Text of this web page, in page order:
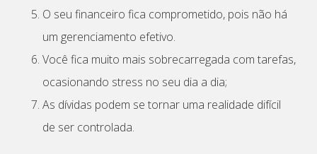
O seu financeiro fica comprometido, pois não há
um gerenciamento efetivo.
Você fica muito mais sobrecarregada com tarefas,
ocasionando stress no seu dia a dia;
As dívidas podem se tornar uma realidade difícil
de ser controlada.